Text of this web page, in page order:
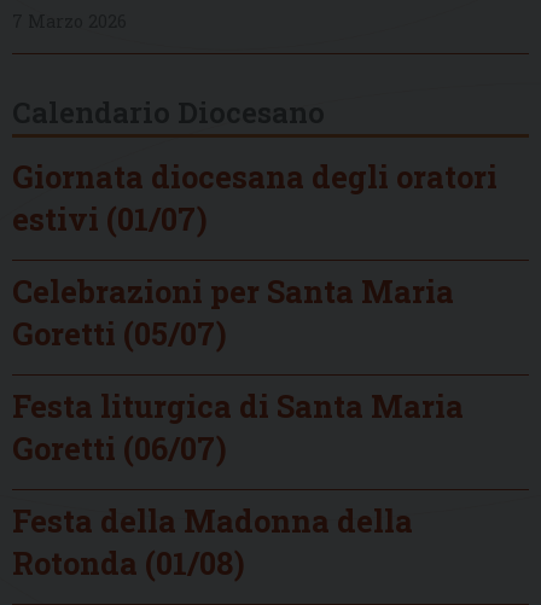
Giornata diocesana degli oratori
estivi (01/07)
Celebrazioni per Santa Maria
Goretti (05/07)
Festa liturgica di Santa Maria
Goretti (06/07)
Festa della Madonna della
Rotonda (01/08)